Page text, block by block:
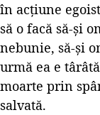
în acțiune
să o facă să-și
nebunie, să-și
urmă ea e
moarte prin
salvată.